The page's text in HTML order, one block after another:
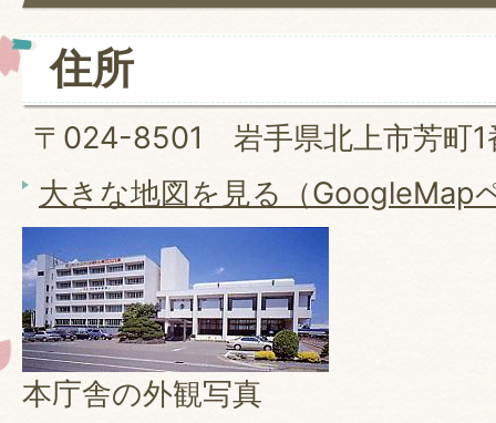
住所
〒024-8501 岩手県北上市芳町1
大きな地図を見る（GoogleMap
本庁舎の外観写真